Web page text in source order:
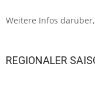
Weitere Infos
REGIONALER